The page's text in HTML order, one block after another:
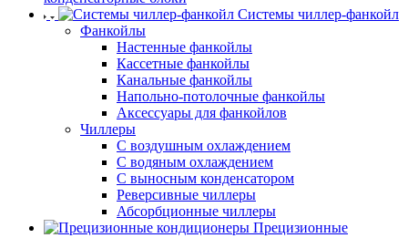
Системы чиллер-фанкойл
Фанкойлы
Настенные фанкойлы
Кассетные фанкойлы
Канальные фанкойлы
Напольно-потолочные фанкойлы
Аксессуары для фанкойлов
Чиллеры
С воздушным охлаждением
С водяным охлаждением
С выносным конденсатором
Реверсивные чиллеры
Абсорбционные чиллеры
Прецизионные